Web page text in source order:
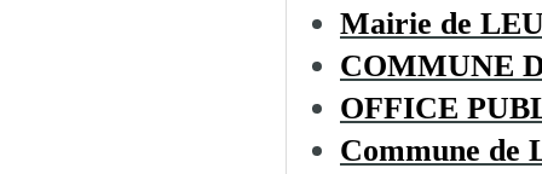
Mairie de
COMMUNE
OFFICE
Commune de